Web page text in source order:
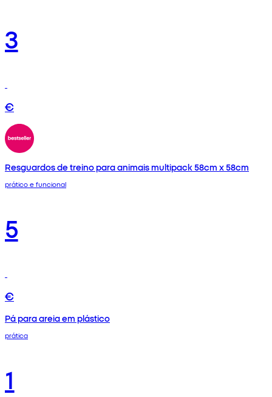
3
€
Resguardos de treino para animais multipack 58cm x 58cm
prático e funcional
5
€
Pá para areia em plástico
prática
1